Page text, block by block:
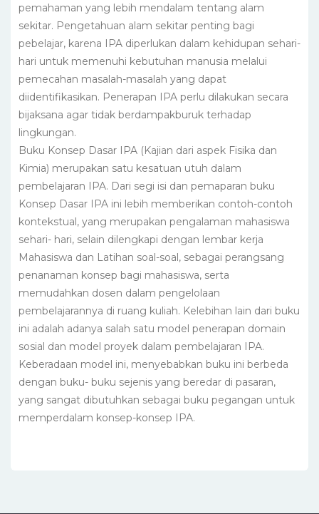
pemahaman yang lebih mendalam tentang alam
sekitar. Pengetahuan alam sekitar penting bagi
pebelajar, karena IPA diperlukan dalam kehidupan sehari-
hari untuk memenuhi kebutuhan manusia melalui
pemecahan masalah-masalah yang dapat
diidentifikasikan. Penerapan IPA perlu dilakukan secara
bijaksana agar tidak berdampakburuk terhadap
lingkungan.
Buku Konsep Dasar IPA (Kajian dari aspek Fisika dan
Kimia) merupakan satu kesatuan utuh dalam
pembelajaran IPA. Dari segi isi dan pemaparan buku
Konsep Dasar IPA ini lebih memberikan contoh-contoh
kontekstual, yang merupakan pengalaman mahasiswa
sehari- hari, selain dilengkapi dengan lembar kerja
Mahasiswa dan Latihan soal-soal, sebagai perangsang
penanaman konsep bagi mahasiswa, serta
memudahkan dosen dalam pengelolaan
pembelajarannya di ruang kuliah. Kelebihan lain dari buku
ini adalah adanya salah satu model penerapan domain
sosial dan model proyek dalam pembelajaran IPA.
Keberadaan model ini, menyebabkan buku ini berbeda
dengan buku- buku sejenis yang beredar di pasaran,
yang sangat dibutuhkan sebagai buku pegangan untuk
memperdalam konsep-konsep IPA.